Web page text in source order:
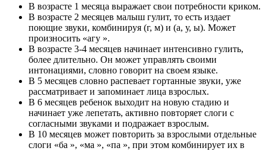
В возрасте 1 месяца выражает свои потребности криком.
В возрасте 2 месяцев малыш гулит, то есть издает
поющие звуки, комбинируя (г, м) и (а, у, ы). Может
произносить «агу ».
В возрасте 3-4 месяцев начинает интенсивно гулить,
более длительно. Он может управлять своими
интонациями, словно говорит на своем языке.
В 5 месяцев словно распевает гортанные звуки, уже
рассматривает и запоминает лица взрослых.
В 6 месяцев ребенок выходит на новую стадию и
начинает уже лепетать, активно повторяет слоги с
согласными звуками и подражает взрослым.
В 10 месяцев может повторить за взрослыми отдельные
слоги «ба », «ма », «па », при этом комбинирует их в